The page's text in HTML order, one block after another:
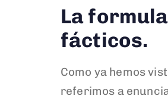
La
fácticos.
Como ya hemos
referimos a